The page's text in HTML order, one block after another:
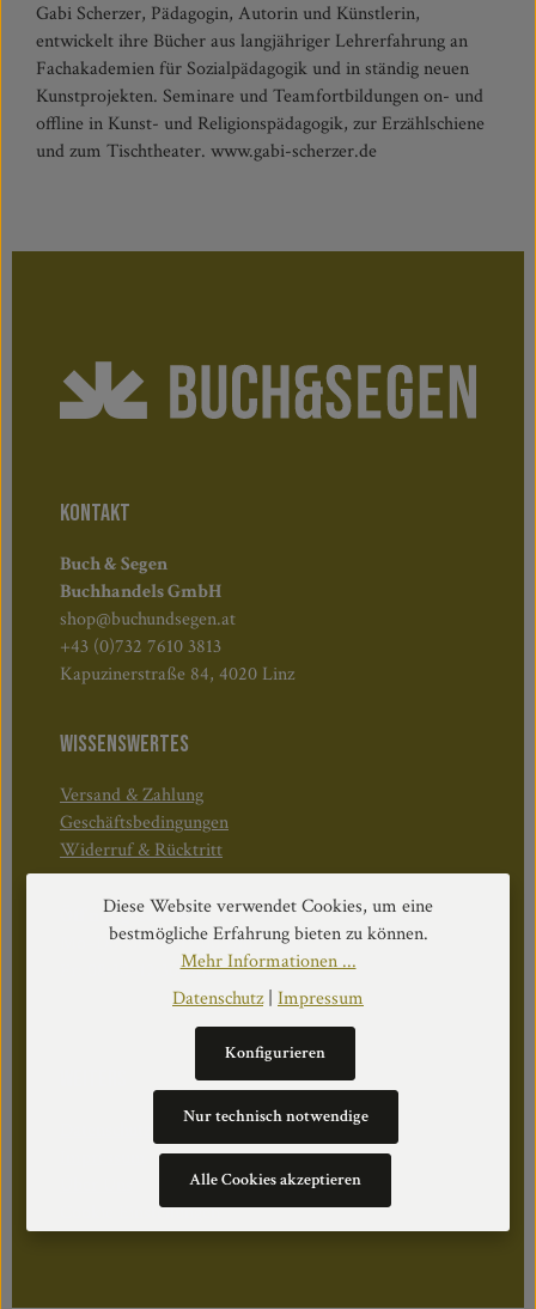
Gabi Scherzer, Pädagogin, Autorin und Künstlerin,
entwickelt ihre Bücher aus langjähriger Lehrerfahrung an
Fachakademien für Sozialpädagogik und in ständig neuen
Kunstprojekten. Seminare und Teamfortbildungen on- und
offline in Kunst- und Religionspädagogik, zur Erzählschiene
und zum Tischtheater. www.gabi-scherzer.de
KONTAKT
Buch & Segen
Buchhandels GmbH
shop@buchundsegen.at
+43 (0)732 7610 3813
Kapuzinerstraße 84, 4020 Linz
WISSENSWERTES
Versand & Zahlung
Geschäftsbedingungen
Widerruf & Rücktritt
Öffnungszeiten:
Mo–Do: 08:30–17:00 Uhr
Fr: 08:30–12:30 Uhr
Cookie Einstellungen
Diese Website verwendet Cookies, um eine
bestmögliche Erfahrung bieten zu können.
Mehr Informationen ...
Datenschutz| Impressum
Nur technisch notwendige
Konfigurieren
Alle Cookies akzeptieren